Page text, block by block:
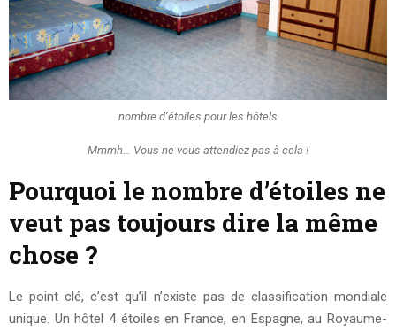
nombre d’étoiles pour les hôtels
Mmmh… Vous ne vous attendiez pas à cela !
Pourquoi le nombre d’étoiles ne
veut pas toujours dire la même
chose ?
Le point clé, c’est qu’il n’existe pas de classification mondiale
unique. Un hôtel 4 étoiles en France, en Espagne, au Royaume-